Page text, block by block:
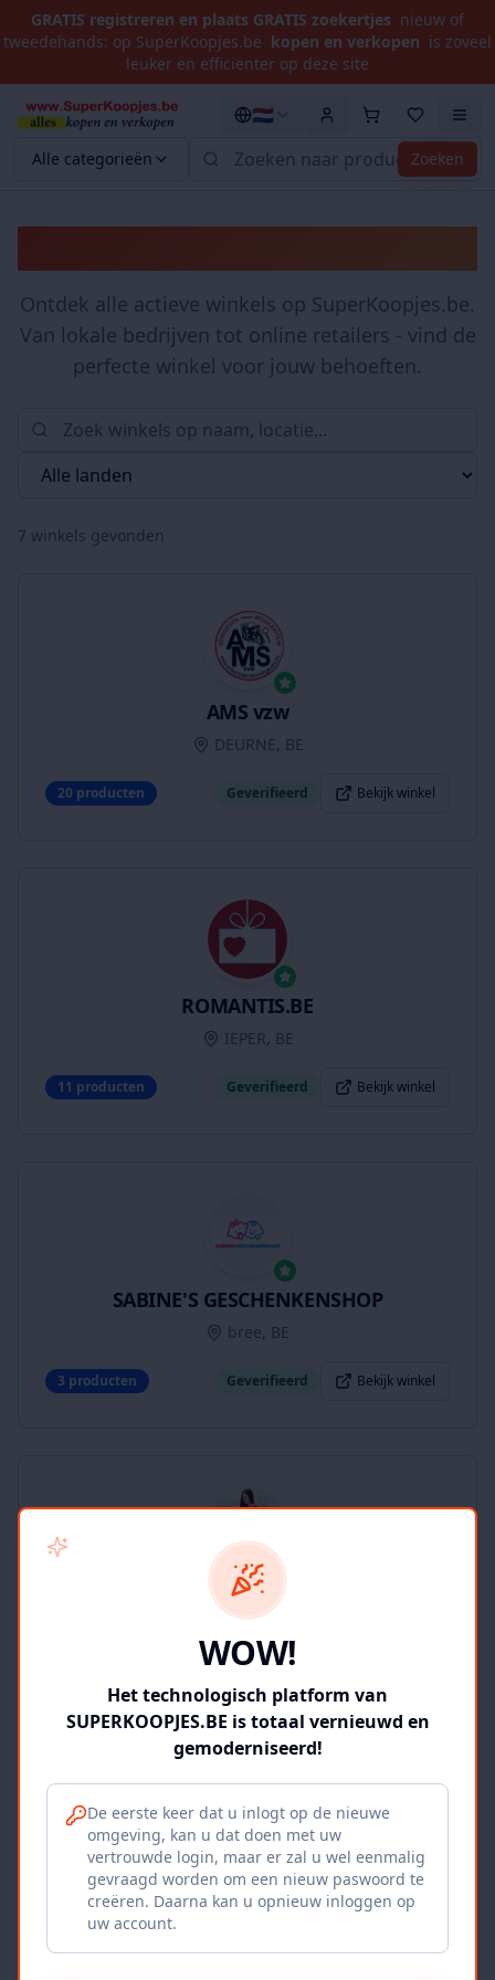
GRATIS registreren en plaats GRATIS zoekertjes nieuw of
tweedehands: op SuperKoopjes.be kopen en verkopen is zoveel
leuker en efficiënter op deze site
Alle categorieën Zoeken
🇳🇱
Ontdek alle actieve winkels op SuperKoopjes.be.
Van lokale bedrijven tot online retailers - vind de
perfecte winkel voor jouw behoeften.
7 winkels gevonden
AMS vzw
DEURNE, BE
20 producten Geverifieerd Bekijk winkel
ROMANTIS.BE
IEPER, BE
11 producten Geverifieerd Bekijk winkel
SABINE'S GESCHENKENSHOP
bree, BE
3 producten Geverifieerd Bekijk winkel
SUPERKOOPJES.BE
Geverifieerd
Iepers Kwartier
Ieper, BE
WOW!
Het technologisch platform van
SUPERKOOPJES.BE is totaal vernieuwd en
gemoderniseerd!
De eerste keer dat u inlogt op de nieuwe
omgeving, kan u dat doen met uw
vertrouwde login, maar er zal u wel eenmalig
gevraagd worden om een nieuw paswoord te
creëren. Daarna kan u opnieuw inloggen op
uw account.